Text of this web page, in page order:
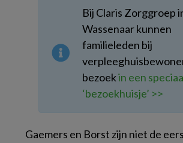
Bij Claris Zorggroep
Wassenaar kunnen
familieleden bij
bezoekin een
‘bezoekhuisje’ >>
Gaemers en Borst zijn niet de